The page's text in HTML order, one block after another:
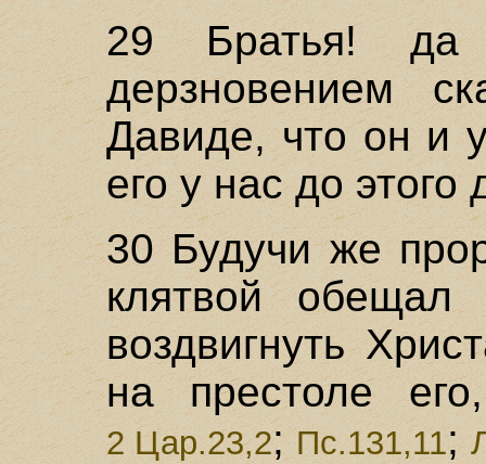
29 Братья! да
дерзновением
Давиде, что он и
его у нас до этого
30 Будучи же
клятвой
воздвигнуть
на престоле его,
2 Цар.23,2; Пс.131,11;